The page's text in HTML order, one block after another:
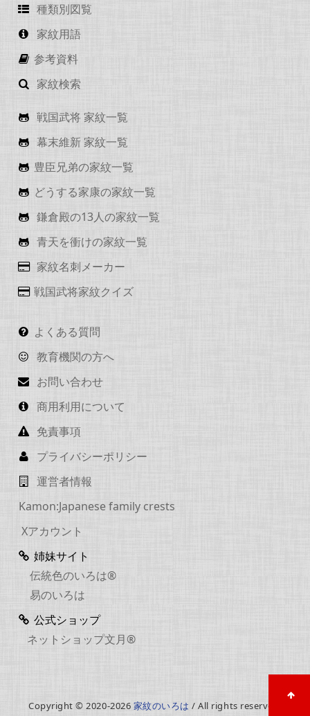
種類別図覧
家紋用語
参考資料
家紋検索
戦国武将 家紋一覧
幕末維新 家紋一覧
豊臣兄弟の家紋一覧
どうする家康の家紋一覧
鎌倉殿の13人の家紋一覧
青天を衝けの家紋一覧
家紋名刺メーカー
戦国武将家紋クイズ
よくある質問
教育機関の方へ
お問い合わせ
商用利用について
免責事項
プライバシーポリシー
運営者情報
Kamon:Japanese family crests
Xアカウント
姉妹サイト
伝統色のいろは®
易のいろは
公式ショップ
ネットショップ文月®
Copyright © 2020-2026 家紋のいろは / All rights reserved.